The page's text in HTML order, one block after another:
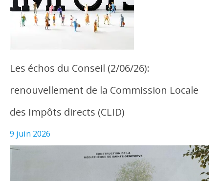
Les échos du Conseil (2/06/26):
renouvellement de la Commission Locale
des Impôts directs (CLID)
9 juin 2026